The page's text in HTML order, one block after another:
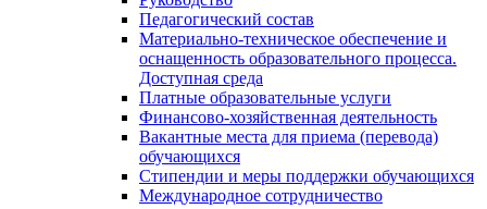
Педагогический состав
Материально-техническое обеспечение и
оснащенность образовательного процесса.
Доступная среда
Платные образовательные услуги
Финансово-хозяйственная деятельность
Вакантные места для приема (перевода)
обучающихся
Стипендии и меры поддержки обучающихся
Международное сотрудничество